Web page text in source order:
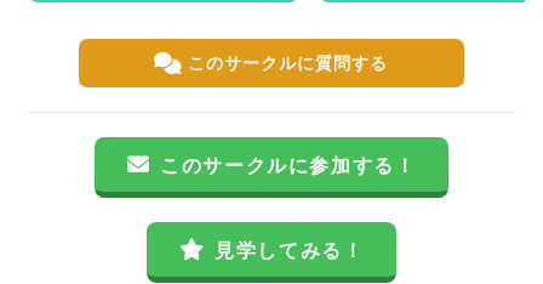
このサークルに質問する
このサークルに参加する！
見学してみる！